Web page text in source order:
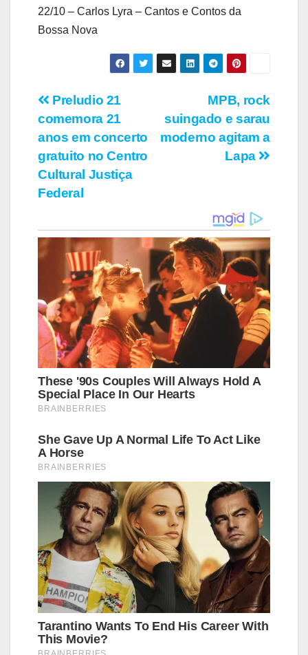
22/10 – Carlos Lyra – Cantos e Contos da
Bossa Nova
Navegação
de
Post
MPB, rock
suingado e sarau
moderno agitam a
Lapa
Preludio 21
comemora 21
anos em concerto
gratuito no Centro
Cultural Justiça
Federal